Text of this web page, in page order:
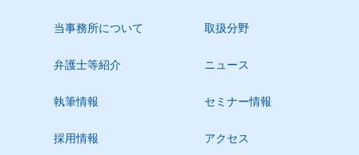
当事務所について 取扱分野
弁護士等紹介 ニュース
執筆情報 セミナー情報
採用情報 アクセス